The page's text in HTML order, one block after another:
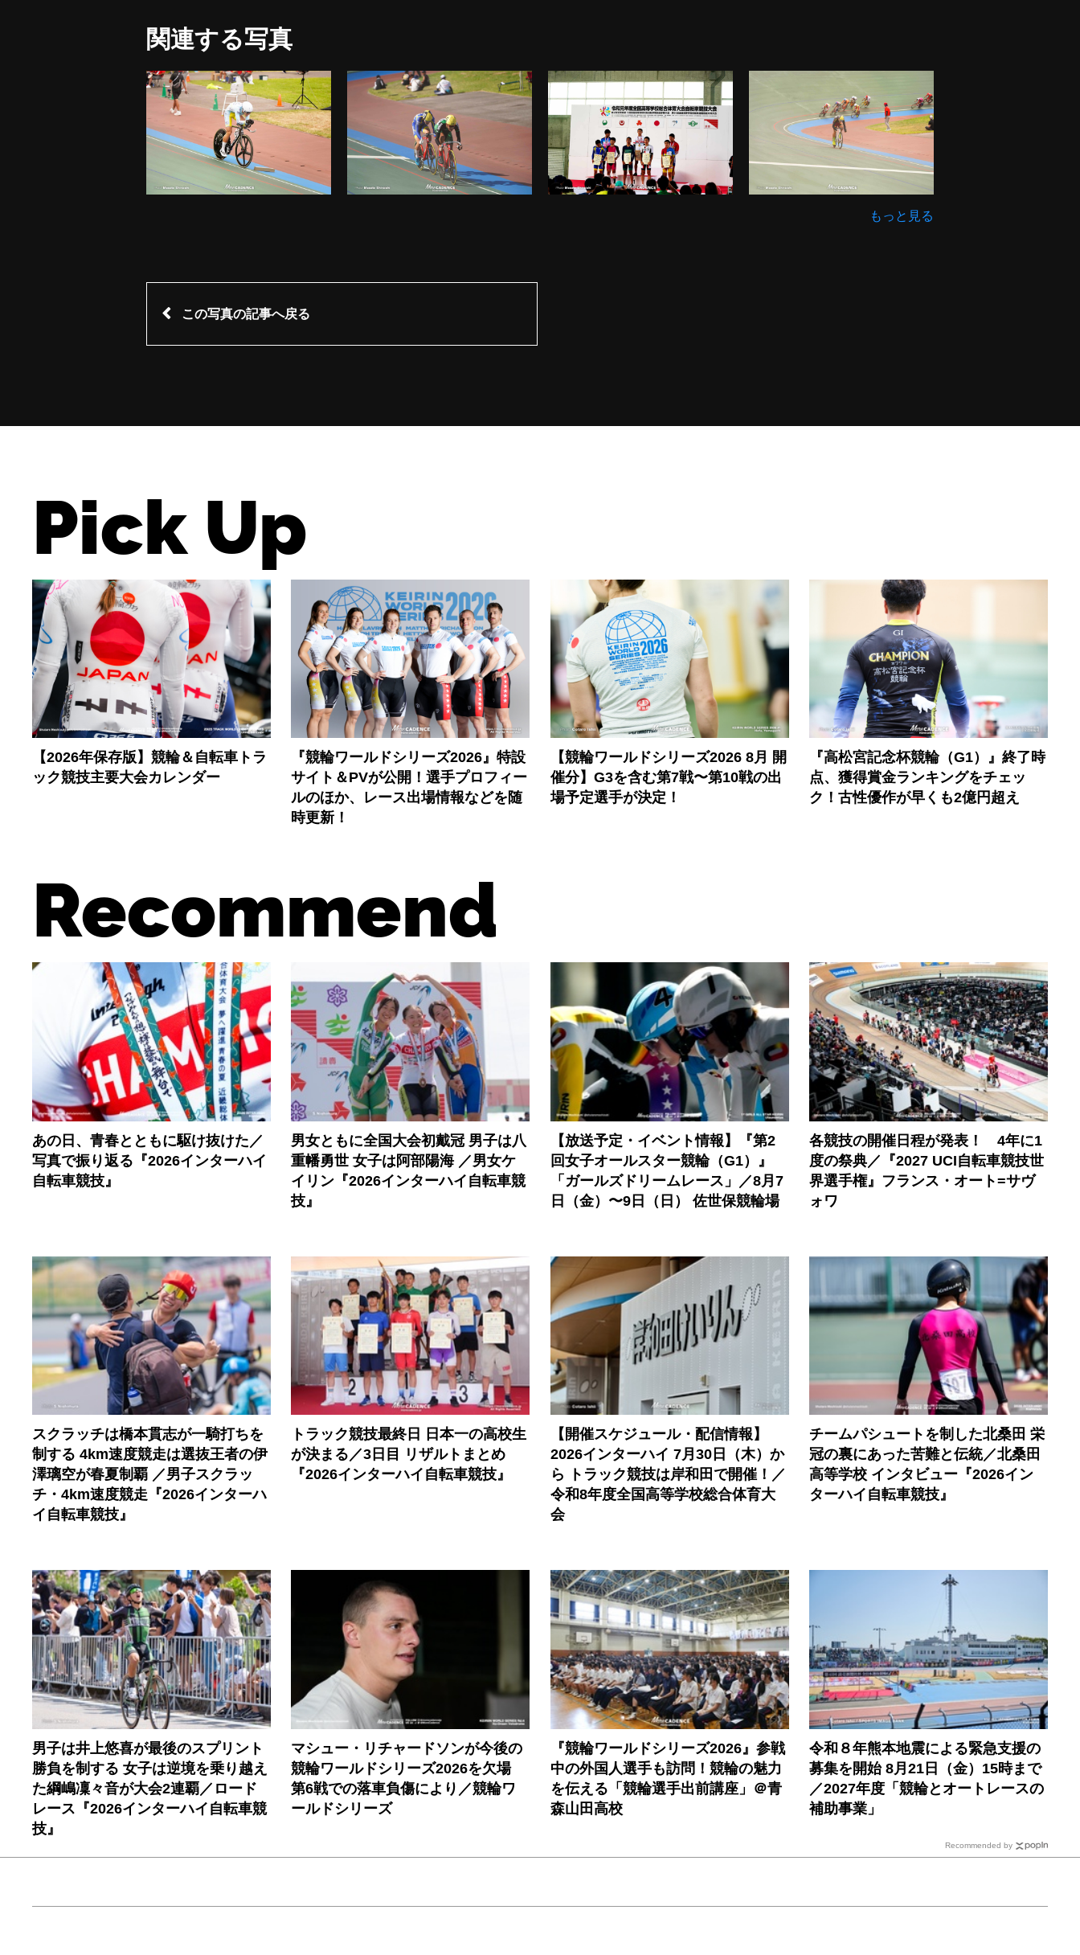
関連する写真
もっと見る
この写真の記事へ戻る
Pick Up
【2026年保存版】競輪＆自転車トラ
ック競技主要大会カレンダー
『競輪ワールドシリーズ2026』特設
サイト＆PVが公開！選手プロフィー
ルのほか、レース出場情報などを随
時更新！
【競輪ワールドシリーズ2026 8月 開
催分】G3を含む第7戦〜第10戦の出
場予定選手が決定！
『高松宮記念杯競輪（G1）』終了時
点、獲得賞金ランキングをチェッ
ク！古性優作が早くも2億円超え
Recommend
あの日、青春とともに駆け抜けた／
写真で振り返る『2026インターハイ
自転車競技』
男女ともに全国大会初戴冠 男子は八
重幡勇世 女子は阿部陽海 ／男女ケ
イリン『2026インターハイ自転車競
技』
【放送予定・イベント情報】『第2
回女子オールスター競輪（G1）』
「ガールズドリームレース」／8月7
日（金）〜9日（日） 佐世保競輪場
各競技の開催日程が発表！ 4年に1
度の祭典／『2027 UCI自転車競技世
界選手権』フランス・オート=サヴ
ォワ
スクラッチは橋本貫志が一騎打ちを
制する 4km速度競走は選抜王者の伊
澤璃空が春夏制覇 ／男子スクラッ
チ・4km速度競走『2026インターハ
イ自転車競技』
トラック競技最終日 日本一の高校生
が決まる／3日目 リザルトまとめ
『2026インターハイ自転車競技』
【開催スケジュール・配信情報】
2026インターハイ 7月30日（木）か
ら トラック競技は岸和田で開催！／
令和8年度全国高等学校総合体育大
会
チームパシュートを制した北桑田 栄
冠の裏にあった苦難と伝統／北桑田
高等学校 インタビュー『2026イン
ターハイ自転車競技』
男子は井上悠喜が最後のスプリント
勝負を制する 女子は逆境を乗り越え
た綱嶋凜々音が大会2連覇／ロード
レース『2026インターハイ自転車競
技』
マシュー・リチャードソンが今後の
競輪ワールドシリーズ2026を欠場
第6戦での落車負傷により／競輪ワ
ールドシリーズ
『競輪ワールドシリーズ2026』参戦
中の外国人選手も訪問！競輪の魅力
を伝える「競輪選手出前講座」＠青
森山田高校
令和８年熊本地震による緊急支援の
募集を開始 8月21日（金）15時まで
／2027年度「競輪とオートレースの
補助事業」
Recommended by